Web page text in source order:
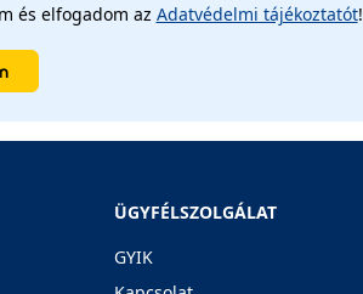
és elfogadom az Adatvédelmi tájékoztatót!
ÜGYFÉLSZOLGÁLAT
GYIK